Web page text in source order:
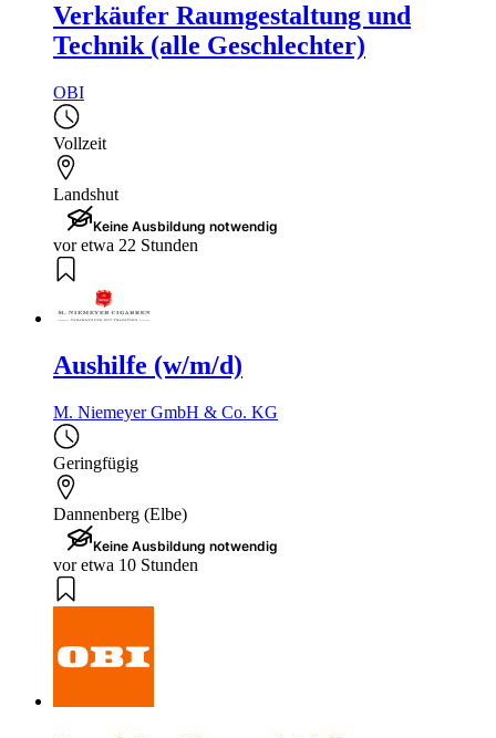
Verkäufer Raumgestaltung und
Technik (alle Geschlechter)
OBI
Vollzeit
Landshut
Keine Ausbildung notwendig
vor etwa 22 Stunden
Aushilfe (w/m/d)
M. Niemeyer GmbH & Co. KG
Geringfügig
Dannenberg (Elbe)
Keine Ausbildung notwendig
vor etwa 10 Stunden